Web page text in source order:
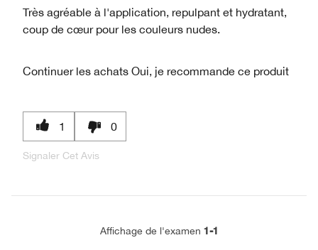
Très agréable à l'application, repulpant et hydratant,
coup de cœur pour les couleurs nudes.
Continuer les achats Oui, je recommande ce produit
1 0
Signaler Cet Avis
Affichage de l'examen 1-1